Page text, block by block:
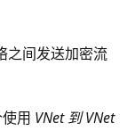
之间发送加密流
用 VNet 到 VNet